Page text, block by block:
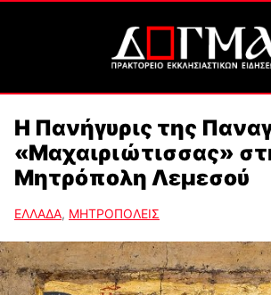
Η Πανήγυρις της
«Μαχαιριώτισσας»
Μητρόπολη Λεμεσού
ΕΛΛΑΔΑ, ΜΗΤΡΟΠΟΛΕΙΣ